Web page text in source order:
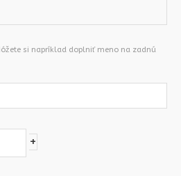
si napríklad doplniť meno na zadnú
+